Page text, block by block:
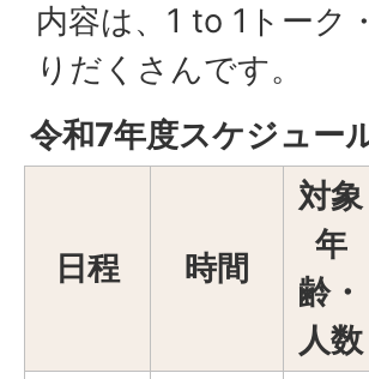
内容は、1 to 1トーク
りだくさんです。
令和7年度スケジュー
日程 時間
対象
年
齢・
人数